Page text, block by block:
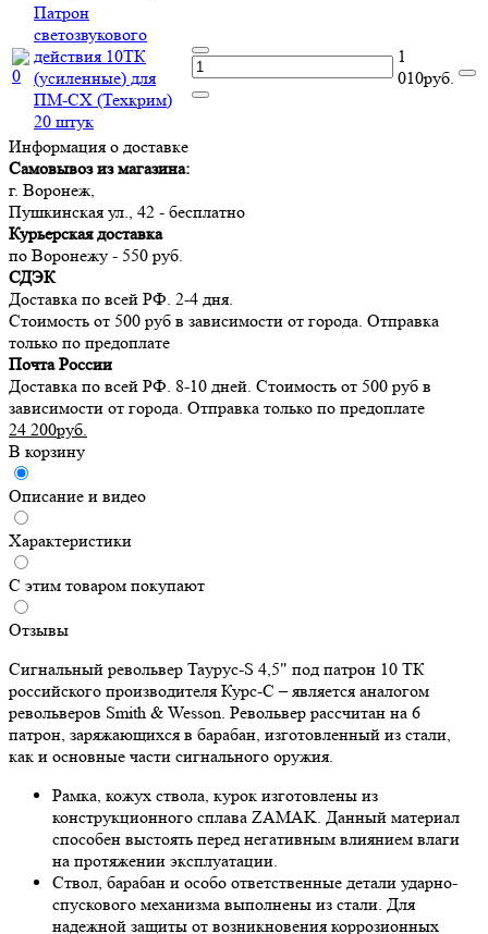
Патрон
светозвукового
действия 10ТК
(усиленные) для
ПМ-СХ (Техкрим)
20 штук
1
010руб.
Информация о доставке
Самовывоз из магазина:
г. Воронеж,
Пушкинская ул., 42 - бесплатно
Курьерская доставка
по Воронежу - 550 руб.
СДЭК
Доставка по всей РФ. 2-4 дня.
Стоимость от 500 руб в зависимости от города. Отправка
только по предоплате
Почта России
Доставка по всей РФ. 8-10 дней. Стоимость от 500 руб в
зависимости от города. Отправка только по предоплате
24 200руб.
В корзину
Описание и видео
Характеристики
С этим товаром покупают
Отзывы
Сигнальный револьвер Taурус-S 4,5" под патрон 10 ТК
российского производителя Курс-С – является аналогом
револьверов Smith & Wesson. Револьвер рассчитан на 6
патрон, заряжающихся в барабан, изготовленный из стали,
как и основные части сигнального оружия.
Рамка, кожух ствола, курок изготовлены из
конструкционного сплава ZAMAK. Данный материал
способен выстоять перед негативным влиянием влаги
на протяжении эксплуатации.
Ствол, барабан и особо ответственные детали ударно-
спускового механизма выполнены из стали. Для
надежной защиты от возникновения коррозионных